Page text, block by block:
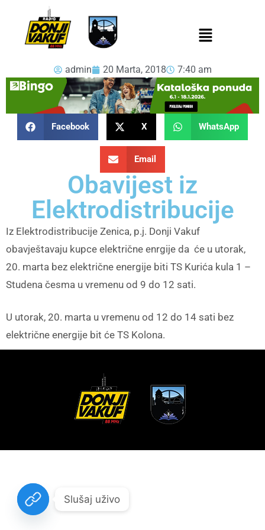
admin 20 Marta, 2018 7:40 am
Facebook X WhatsApp
Email
Obavijest iz
Elektrodistribucije
Iz Elektrodistribucije Zenica, p.j. Donji Vakuf
obavještavaju kupce električne enrgije da će u utorak,
20. marta bez električne energije biti TS Kurića kula 1 –
Studena česma u vremenu od 9 do 12 sati.
U utorak, 20. marta u vremenu od 12 do 14 sati bez
električne energije bit će TS Kolona.
Slušaj uživo